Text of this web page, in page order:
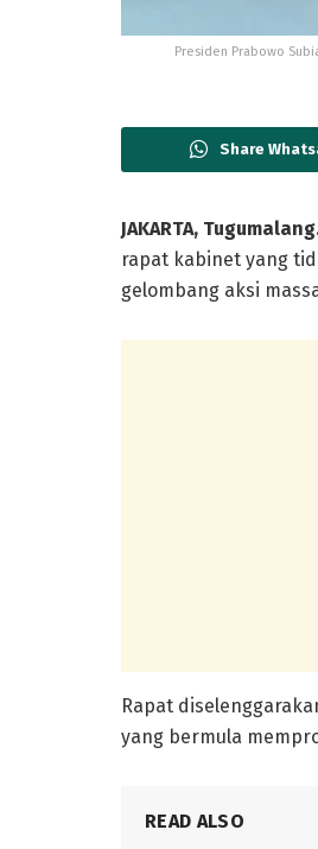
Presiden Prabowo
Share
JAKARTA,
rapat kabinet yang
gelombang aksi
Rapat
yang bermula
READ ALSO